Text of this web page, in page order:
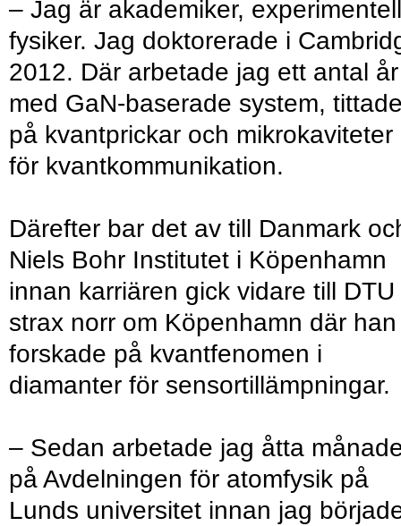
– Jag är akademiker, experimentell
fysiker. Jag doktorerade i
2012. Där arbetade jag ett antal år
med GaN-baserade system,
på kvantprickar och mikrokaviteter
för kvantkommunikation.
Därefter bar det av till Danmark
Niels Bohr Institutet i Köpenhamn
innan karriären gick vidare till DTU
strax norr om Köpenhamn där han
forskade på kvantfenomen i
diamanter för sensortillämpningar.
– Sedan arbetade jag åtta
på Avdelningen för atomfysik på
Lunds universitet innan jag